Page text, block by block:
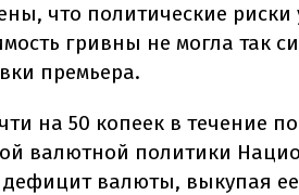
что политические
гривны не могла так
премьера.
на 50 копеек в течение
валютной политики
валюты, выкупая